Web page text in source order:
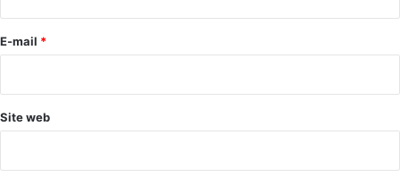
e
E-mail *
Site web